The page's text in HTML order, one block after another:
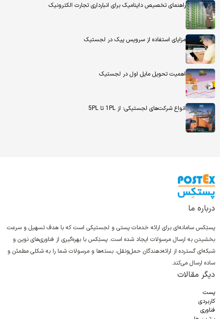
راهنمای تخصیص داینامیک برای انبارداری تجارت الکترونیک
مزایای استفاده از سرویس پیک در لجستیک
اهمیت تحویل مایل اول در لجستیک
انواع شرکت‌های لجستیکی؛ از 1PL تا 5PL
درباره ما
پستِکس سامانه‌ای برای ارائه خدمات پستی و لجستیکی است که با هدف تسهیل و سرعت
بخشیدن به ارسال مرسولات ایجاد شده است. پستِکس با بهره‌گیری از فناوری‌های نوین و
شبکه‌ای گسترده از ارائه‌دهندگان حمل‌ونقل، بسته‌ها و مرسولات شما را به شکلی مطمئن و
ساده ارسال می‌کند.
دیگر مقالات
پست
کاربردی
فناوری